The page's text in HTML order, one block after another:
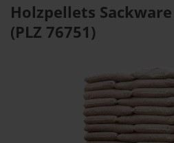
Holzpellets
(PLZ 76751)